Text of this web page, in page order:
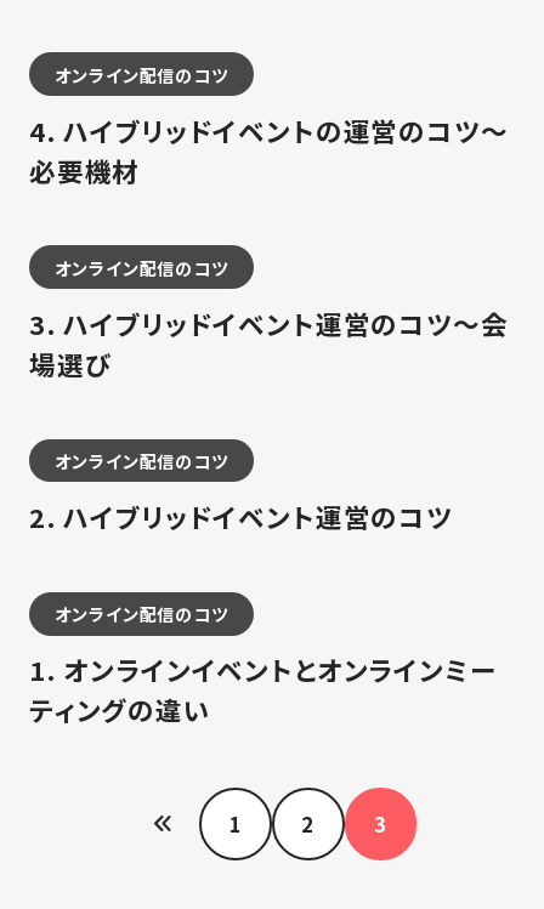
オンライン配信のコツ
4. ハイブリッドイベントの運営のコツ～
必要機材
オンライン配信のコツ
3. ハイブリッドイベント運営のコツ～会
場選び
オンライン配信のコツ
2. ハイブリッドイベント運営のコツ
オンライン配信のコツ
1. オンラインイベントとオンラインミー
ティングの違い
1 2 3